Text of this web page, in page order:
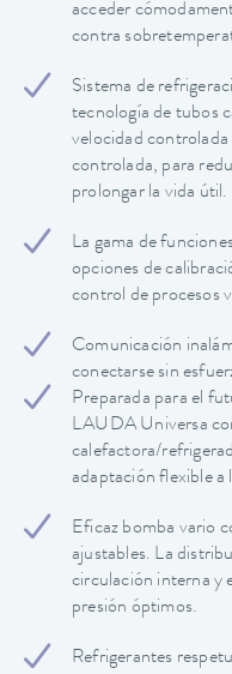
acceder
contra
Sistema de
tecnología de tubos
velocidad
controlada, para
prolongar la vida útil.
La gama de
opciones de
control de procesos
Comunicación
conectarse sin
Preparada para el
LAUDA Universa
calefactora/
adaptación flexible a
Eficaz bomba vario
ajustables. La
circulación interna y
presión óptimos.
Refrigerantes